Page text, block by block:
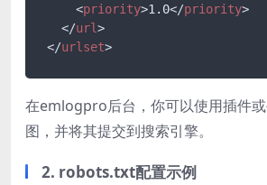
<priority>1.0</priority>
</url>
</urlset>
在emlogpro后台，你可以使用插件
图，并将其提交到搜索引擎。
2. robots.txt配置示例